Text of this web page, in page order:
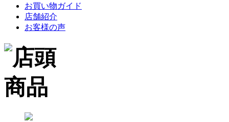
お買い物ガイド
店舗紹介
お客様の声